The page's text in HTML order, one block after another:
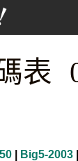
表
| Big5-2003|